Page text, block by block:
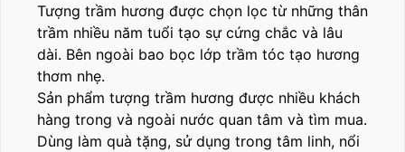
Tượng trầm hương được chọn lọc từ những thân
trầm nhiều năm tuổi tạo sự cứng chắc và lâu
dài. Bên ngoài bao bọc lớp trầm tóc tạo hương
thơm nhẹ.
Sản phẩm tượng trầm hương được nhiều khách
hàng trong và ngoài nước quan tâm và tìm mua.
Dùng làm quà tặng, sử dụng trong tâm linh, nổi